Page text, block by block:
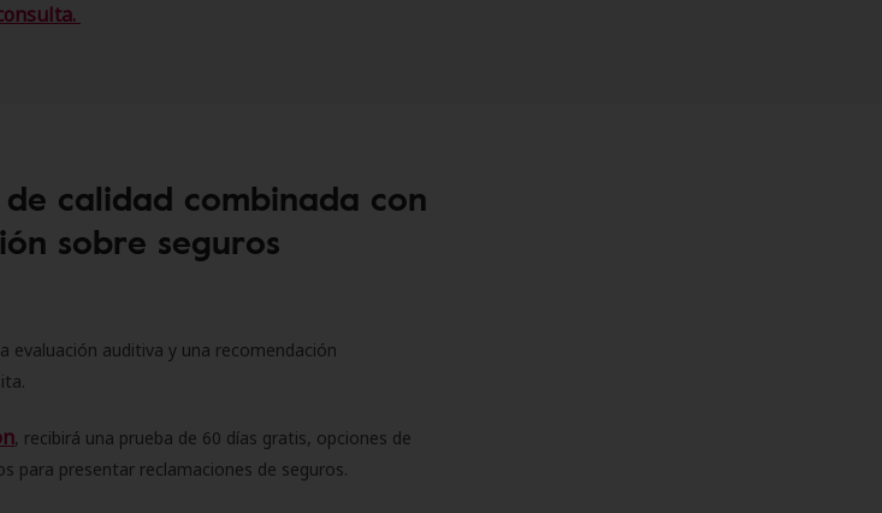
calidad combinada con
sobre seguros
evaluación auditiva y una recomendación
, recibirá una prueba de 60 días gratis, opciones de
para presentar reclamaciones de seguros.